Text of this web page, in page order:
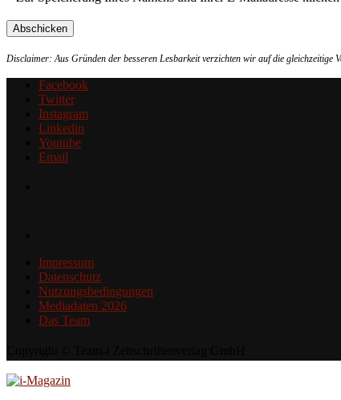
Disclaimer: Aus Gründen der besseren Lesbarkeit verzichten wir auf die gleichzeitige
Facebook
Twitter
Instagram
Linkedin
Youtube
Email
Impressum
Datenschutz
Nutzungsbedingungen
Mediadaten 2026
Das Team